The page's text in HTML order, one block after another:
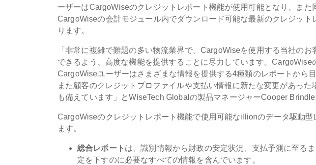
ーザーはCargoWiseのクレジットレポート機能が使用可能となり、また
CargoWiseの会計モジュール内でダウンロード可能な最新のクレジット
ります。
「非常に複雑で難題の多い物流業界で、CargoWiseを使用する当社の
できるよう、高度な機能を提供することに尽力しています。CargoWise
CargoWiseユーザーはさまざまな情報を提供する4種類のレポートから
また顧客のクレジットプロファイルや支払い情報に新たな変更があっ
も備えています」とWiseTech Globalの製品マネージャーCooper Brindle
CargoWiseのクレジットレポート機能で使用可能なillionのデータ駆動
ます。
総合レポート は、識別情報から財政の安定状況、支払予測に至る
定を下すのに必要なすべての情報を含んでいます。